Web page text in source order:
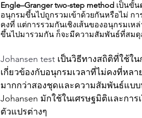
Engle–Granger two-step method เป็นขั้
อนุกรมขึ้นไปถูกรวมเข้าด้วยกันหรือไม่ ก
คงที่ แต่การรวมกันเชิงเส้นของอนุกรมเ
ขึ้นไปมารวมกัน ก็จะมีความสัมพันธ์ที่สมดุ
Johansen test เป็นวิธีทางสถิติที่ใช้ใ
เกี่ยวข้องกับอนุกรมเวลาที่ไม่คงที่หล
มากกว่าสองชุดและความสัมพันธ์แบ
Johansen มักใช้ในเศรษฐมิติและกา
ตัวแปรต่างๆ